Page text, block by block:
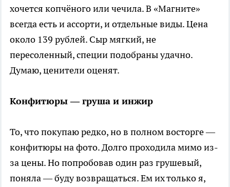
хочется копчёного или чечила. В «Магните»
всегда есть и ассорти, и отдельные виды. Цена
около 139 рублей. Сыр мягкий, не
пересоленный, специи подобраны удачно.
Думаю, ценители оценят.
Конфитюры — груша и инжир
То, что покупаю редко, но в полном восторге —
конфитюры на фото. Долго проходила мимо из-
за цены. Но попробовав один раз грушевый,
поняла — буду возвращаться. Ем их только я,